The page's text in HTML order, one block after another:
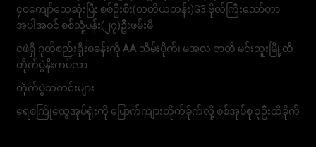
၄၀ကျော်သေဆုံးပြီး စစ်ဦးစီး(တတိယတန်း)G3 ဗိုလ်ကြီးသော်တာ
အပါအဝင် စစ်သုံ့ပန်း(၂၇)ဦးဖမ်းမိ
ငဖဲရှိ ဂုတ်စည်းရိုးစခန်းကို AA သိမ်းပိုက်၊ မအလ ဇာတိ မင်းဘူးမြို့ထိ
တိုက်ပွဲနီးကပ်လာ
တိုက်ပွဲသတင်းများ
ရေစကြိုထွေအုပ်ရုံးကို ပြောက်ကျားတိုက်ခိုက်လို့ စစ်အုပ်စု ၃ဦးထိခိုက်